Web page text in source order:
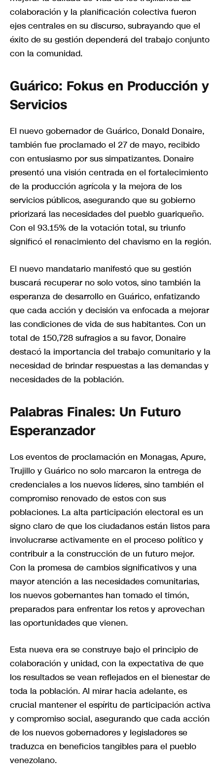
colaboración y la planificación colectiva fueron
ejes centrales en su discurso, subrayando que el
éxito de su gestión dependerá del trabajo conjunto
con la comunidad.
Guárico: Fokus en Producción y
Servicios
El nuevo gobernador de Guárico, Donald Donaire,
también fue proclamado el 27 de mayo, recibido
con entusiasmo por sus simpatizantes. Donaire
presentó una visión centrada en el fortalecimiento
de la producción agrícola y la mejora de los
servicios públicos, asegurando que su gobierno
priorizará las necesidades del pueblo guariqueño.
Con el 93.15% de la votación total, su triunfo
significó el renacimiento del chavismo en la región.
El nuevo mandatario manifestó que su gestión
buscará recuperar no solo votos, sino también la
esperanza de desarrollo en Guárico, enfatizando
que cada acción y decisión va enfocada a mejorar
las condiciones de vida de sus habitantes. Con un
total de 150,728 sufragios a su favor, Donaire
destacó la importancia del trabajo comunitario y la
necesidad de brindar respuestas a las demandas y
necesidades de la población.
Palabras Finales: Un Futuro
Esperanzador
Los eventos de proclamación en Monagas, Apure,
Trujillo y Guárico no solo marcaron la entrega de
credenciales a los nuevos líderes, sino también el
compromiso renovado de estos con sus
poblaciones. La alta participación electoral es un
signo claro de que los ciudadanos están listos para
involucrarse activamente en el proceso político y
contribuir a la construcción de un futuro mejor.
Con la promesa de cambios significativos y una
mayor atención a las necesidades comunitarias,
los nuevos gobernantes han tomado el timón,
preparados para enfrentar los retos y aprovechan
las oportunidades que vienen.
Esta nueva era se construye bajo el principio de
colaboración y unidad, con la expectativa de que
los resultados se vean reflejados en el bienestar de
toda la población. Al mirar hacia adelante, es
crucial mantener el espíritu de participación activa
y compromiso social, asegurando que cada acción
de los nuevos gobernadores y legisladores se
traduzca en beneficios tangibles para el pueblo
venezolano.